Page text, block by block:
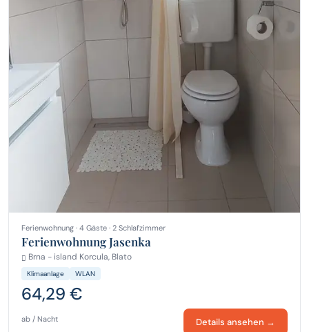
Ferienwohnung · 4 Gäste · 2 Schlafzimmer
Ferienwohnung Jasenka
Brna - island Korcula, Blato
Klimaanlage WLAN
64,29 €
ab / Nacht Details ansehen →